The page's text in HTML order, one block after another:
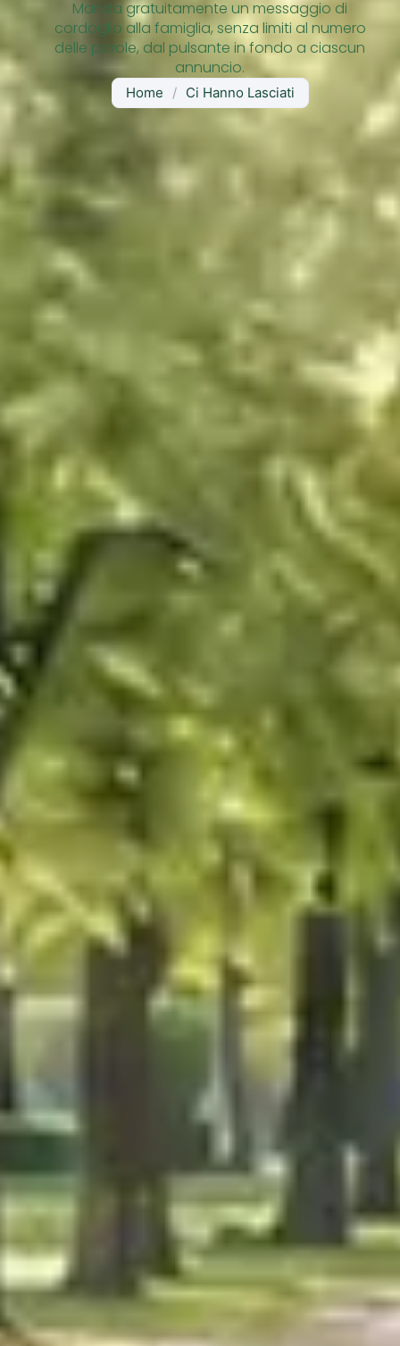
Manda gratuitamente un messaggio di
cordoglio alla famiglia, senza limiti al numero
delle parole, dal pulsante in fondo a ciascun
annuncio.
Home / Ci Hanno Lasciati